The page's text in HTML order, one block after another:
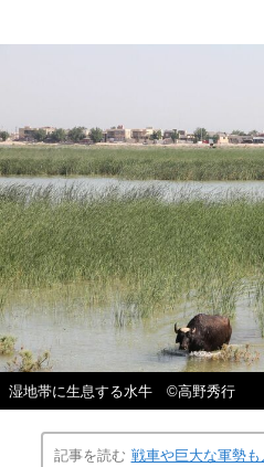
湿地帯に生息する水牛 ©高野秀行
記事を読む 戦車や巨大な軍勢